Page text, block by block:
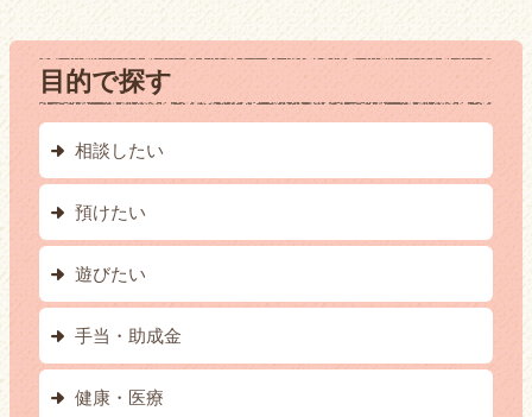
目的で探す
相談したい
預けたい
遊びたい
手当・助成金
健康・医療